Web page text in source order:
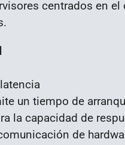
centrados en el
un tiempo de
la capacidad de
de